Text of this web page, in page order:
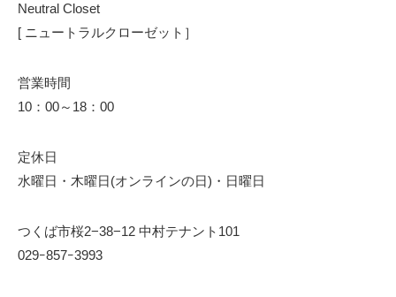
Neutral Closet
[ ニュートラルクローゼット］
営業時間
10：00～18：00
定休日
水曜日・木曜日(オンラインの日)・日曜日
つくば市桜2−38−12 中村テナント101
029ｰ857ｰ3993